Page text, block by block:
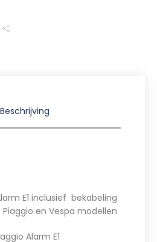
Beschrijving
E1 inclusief bekabeling
en Vespa modellen
Alarm E1